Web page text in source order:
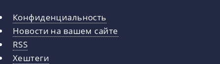
Конфиденциальность
Новости на вашем сайте
RSS
Хештеги